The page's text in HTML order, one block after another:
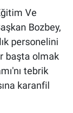
Ve
Bozbey,
personelini
başta olmak
tebrik
karanfil